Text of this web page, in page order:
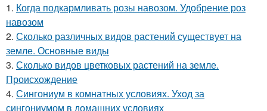
1. Когда подкармливать розы навозом. Удобрение роз
навозом
2. Сколько различных видов растений существует на
земле. Основные виды
3. Сколько видов цветковых растений на земле.
Происхождение
4. Сингониум в комнатных условиях. Уход за
сингониумом в домашних условиях